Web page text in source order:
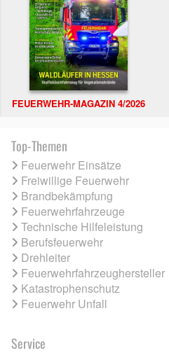
FEUERWEHR-MAGAZIN 4/2026
Top-Themen
Feuerwehr Einsätze
Freiwillige Feuerwehr
Brandbekämpfung
Feuerwehrfahrzeuge
Technische Hilfeleistung
Berufsfeuerwehr
Drehleiter
Feuerwehrfahrzeughersteller
Katastrophenschutz
Feuerwehr Unfall
Service